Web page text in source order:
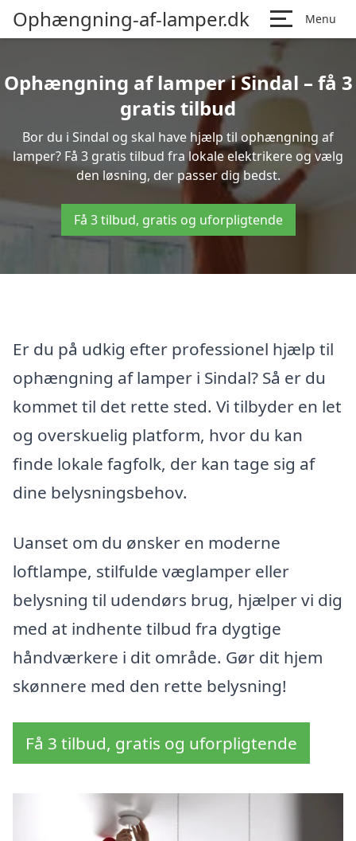
Ophængning-af-lamper.dk Menu
Ophængning af lamper i Sindal – få 3
gratis tilbud
Bor du i Sindal og skal have hjælp til ophængning af
lamper? Få 3 gratis tilbud fra lokale elektrikere og vælg
den løsning, der passer dig bedst.
Få 3 tilbud, gratis og uforpligtende
Er du på udkig efter professionel hjælp til
ophængning af lamper i Sindal? Så er du
kommet til det rette sted. Vi tilbyder en let
og overskuelig platform, hvor du kan
finde lokale fagfolk, der kan tage sig af
dine belysningsbehov.
Uanset om du ønsker en moderne
loftlampe, stilfulde væglamper eller
belysning til udendørs brug, hjælper vi dig
med at indhente tilbud fra dygtige
håndværkere i dit område. Gør dit hjem
skønnere med den rette belysning!
Få 3 tilbud, gratis og uforpligtende